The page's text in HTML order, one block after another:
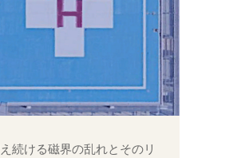
続ける磁界の乱れとそのリ